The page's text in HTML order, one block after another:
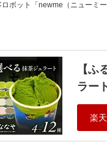
ロボット「newme（ニューミ
【
ラー